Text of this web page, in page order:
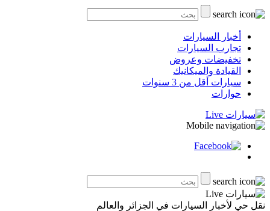
أخبار السيارات
تجارب السيارات
تخفيضات وعروض
القيادة والميكانيك
سيارات أقل من 3 سنوات
حوارات
نقل حي لأخبار السيارات في الجزائر والعالم